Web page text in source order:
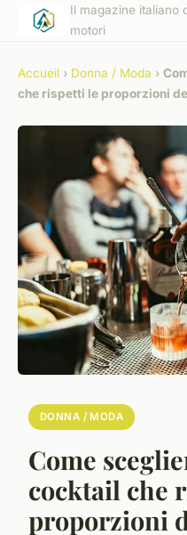
Il magazine italiano
motori
Accueil › Donna / Moda ›
che rispetti le proporzioni
DONNA / MODA
Come
cocktail che
proporzioni